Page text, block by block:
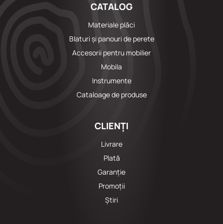
CATALOG
Materiale plăci
Blaturi și panouri de perete
Accesorii pentru mobilier
Mobila
Instrumente
Cataloage de produse
CLIENȚI
Livrare
Plată
Garanție
Promoții
Știri